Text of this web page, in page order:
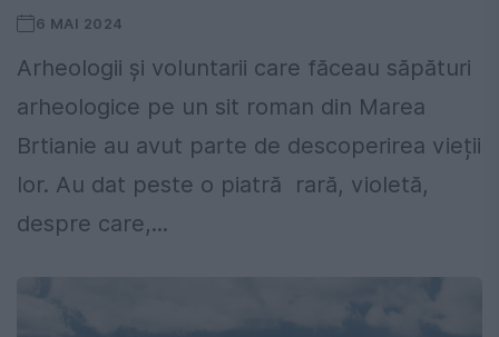
6 MAI 2024
Arheologii și voluntarii care făceau săpături
arheologice pe un sit roman din Marea
Brtianie au avut parte de descoperirea vieții
lor. Au dat peste o piatră rară, violetă,
despre care,...